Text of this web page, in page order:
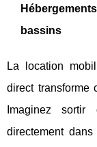
bassins
La location
direct transforme
Imaginez
directement